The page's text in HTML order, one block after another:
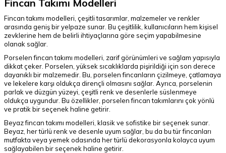
Fincan Takımı Modelleri
Fincan takımı modelleri, çeşitli tasarımlar, malzemeler ve renkler
arasında geniş bir yelpaze sunar. Bu çeşitlilik, kullanıcıların hem kişisel
zevklerine hem de belirli ihtiyaçlarına göre seçim yapabilmesine
olanak sağlar.
Porselen fincan takımı modelleri, zarif görünümleri ve sağlam yapısıyla
dikkat çeker. Porselen, yüksek sıcaklıklarda pişirildiği için son derece
dayanıklı bir malzemedir. Bu, porselen fincanların çizilmeye, çatlamaya
ve lekelere karşı oldukça dirençli olmasını sağlar. Ayrıca, porselenin
parlak ve düzgün yüzeyi, çeşitli renk ve desenlerle süslenmeye
oldukça uygundur. Bu özellikler, porselen fincan takımlarını çok yönlü
ve pratik bir seçenek haline getirir.
Beyaz fincan takımı modelleri, klasik ve sofistike bir seçenek sunar.
Beyaz, her türlü renk ve desenle uyum sağlar, bu da bu tür fincanları
mutfakta veya yemek odasında her türlü dekorasyonla kolayca uyum
sağlayabilen bir seçenek haline getirir.